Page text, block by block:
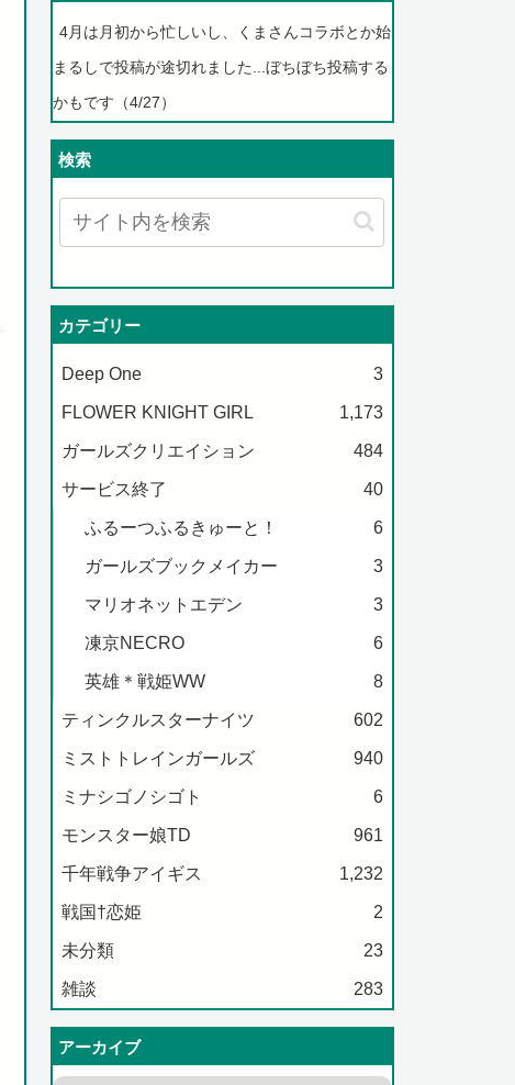
4月は月初から忙しいし、くまさんコラボとか始
まるしで投稿が途切れました...ぼちぼち投稿する
かもです（4/27）
検索
カテゴリー
Deep One 3
FLOWER KNIGHT GIRL 1,173
ガールズクリエイション 484
サービス終了 40
ふるーつふるきゅーと！ 6
ガールズブックメイカー 3
マリオネットエデン 3
凍京NECRO 6
英雄＊戦姫WW 8
ティンクルスターナイツ 602
ミストトレインガールズ 940
ミナシゴノシゴト 6
モンスター娘TD 961
千年戦争アイギス 1,232
戦国†恋姫 2
未分類 23
雑談 283
アーカイブ